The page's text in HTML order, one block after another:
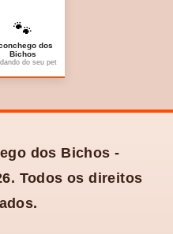
🐾
dos
Bichos
do seu pet
dos Bichos -
Todos os direitos